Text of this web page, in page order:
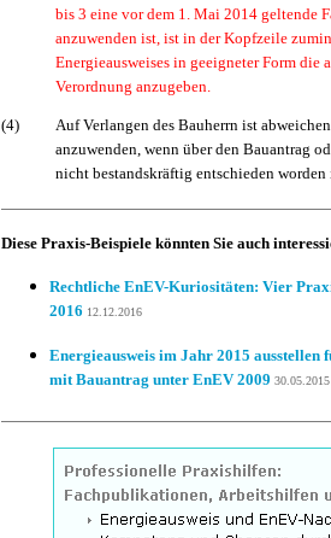
bis 3 eine vor dem 1. Mai 2014 geltende
anzuwenden ist, ist in der Kopfzeile
Energieausweises in geeigneter Form die
Verordnung anzugeben.
(4)
Auf Verlangen des Bauherrn ist
anzuwenden, wenn über den Bauantrag
nicht bestandskräftig entschieden worden
Diese Praxis-Beispiele könnten Sie auch
Rechtliche EnEV-Kuriositäten: Vier
2016 12.12.2016
Energieausweis im Jahr 2015 ausstellen
mit Bauantrag unter EnEV 2009 30.05.2015